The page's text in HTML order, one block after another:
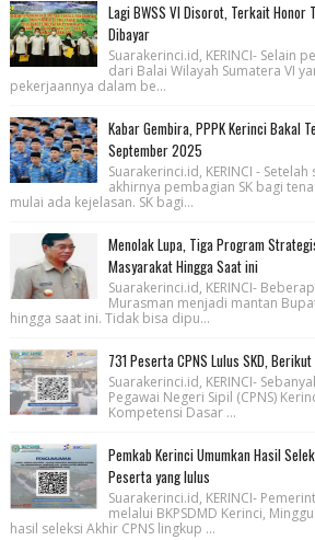
Lagi BWSS VI Disorot, Terkait Honor
Dibayar
Suarakerinci.id, KERINCI- Selain
dari Balai Wilayah Sumatera VI
pekerjaannya dalam be...
Kabar Gembira, PPPK Kerinci Bakal
September 2025
Suarakerinci.id, KERINCI -
akhirnya pembagian SK bagi
mulai ada kejelasan. SK bagi...
Menolak Lupa, Tiga Program
Masyarakat Hingga Saat ini
Suarakerinci.id, KERINCI-
Murasman menjadi mantan
hingga saat ini. Tidak bisa dipu...
731 Peserta CPNS Lulus SKD,
Suarakerinci.id, KERINCI-
Pegawai Negeri Sipil (CPNS)
Kompetensi Dasar ...
Pemkab Kerinci Umumkan Hasil
Peserta yang lulus
Suarakerinci.id, KERINCI-
melalui BKPSDMD Kerinci,
hasil seleksi Akhir CPNS lingkup ...